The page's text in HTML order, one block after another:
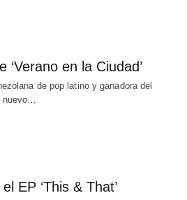
‘Verano en la Ciudad’
de pop latino y ganadora del
nuevo…
EP ‘This & That’